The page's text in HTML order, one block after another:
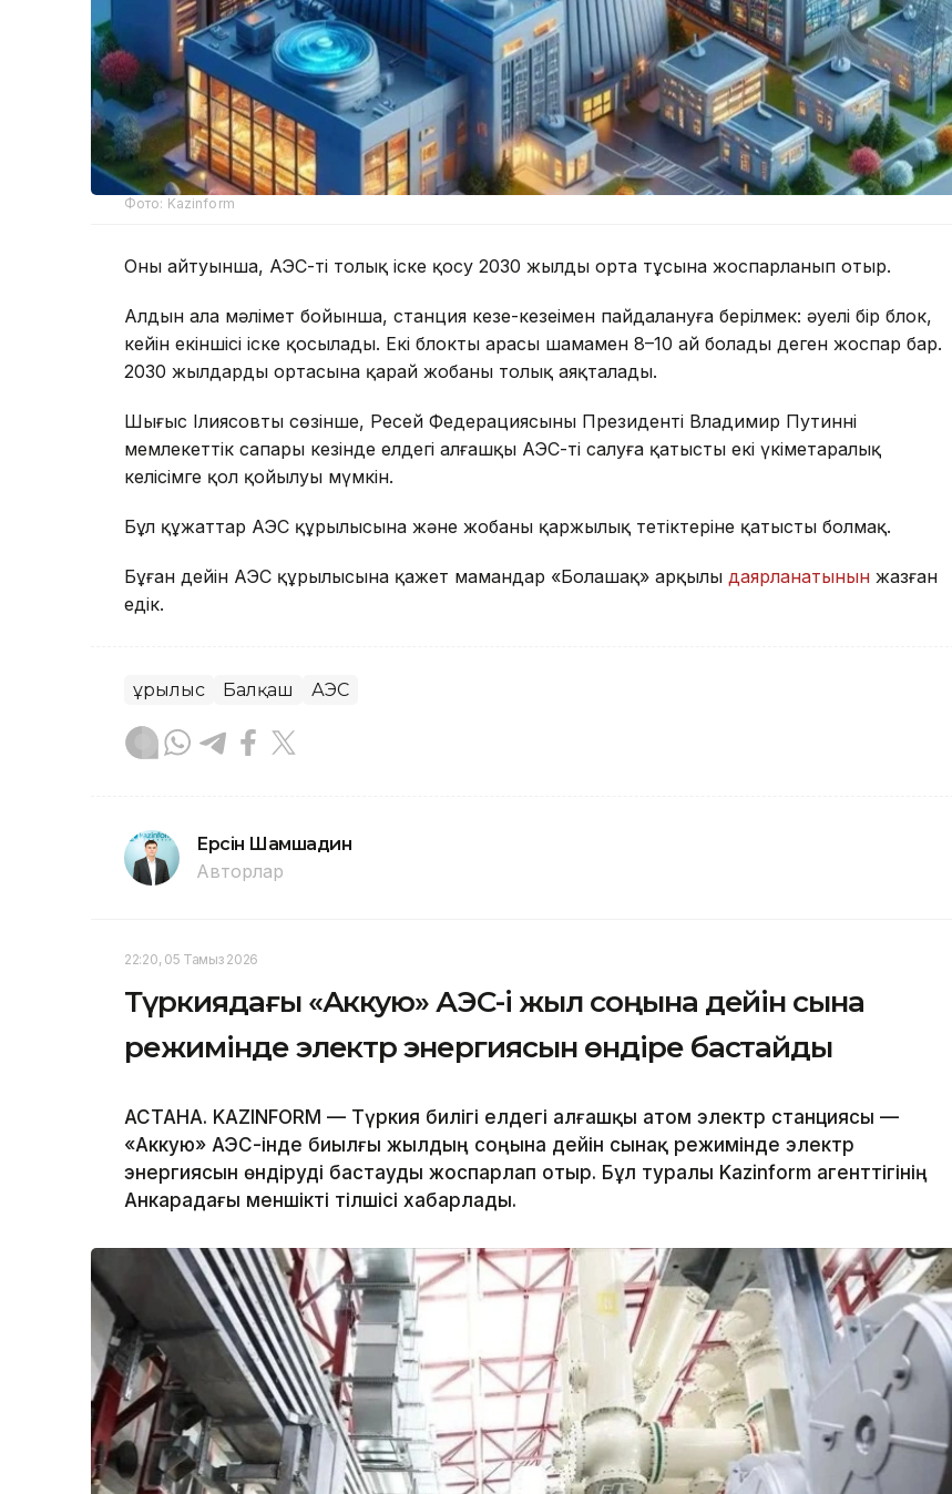
Фото: Kazinform
Оның айтуынша, АЭС-ті толық іске қосу 2030 жылдың орта тұсына жоспарланып отыр.
Алдын ала мәлімет бойынша, станция кезең-кезеңімен пайдалануға берілмек: әуелі бір блок,
кейін екіншісі іске қосылады. Екі блоктың арасы шамамен 8–10 ай болады деген жоспар бар.
2030 жылдардың ортасына қарай жобаны толық аяқталады.
Шыңғыс Ілиясовтың сөзінше, Ресей Федерациясының Президенті Владимир Путиннің
мемлекеттік сапары кезінде елдегі алғашқы АЭС-ті салуға қатысты екі үкіметаралық
келісімге қол қойылуы мүмкін.
Бұл құжаттар АЭС құрылысына және жобаның қаржылық тетіктеріне қатысты болмақ.
Бұған дейін АЭС құрылысына қажет мамандар «Болашақ» арқылы даярланатынын жазған
едік.
Құрылыс Балқаш АЭС
Ерсiн Шамшадин
Авторлар
22:20, 05 Тамыз 2026
Түркиядағы «Аккую» АЭС-і жыл соңына дейін сынақ
режимінде электр энергиясын өндіре бастайды
АСТАНА. KAZINFORM — Түркия билігі елдегі алғашқы атом электр станциясы —
«Аккую» АЭС-інде биылғы жылдың соңына дейін сынақ режимінде электр
энергиясын өндіруді бастауды жоспарлап отыр. Бұл туралы Kazinform агенттігінің
Анкарадағы меншікті тілшісі хабарлады.